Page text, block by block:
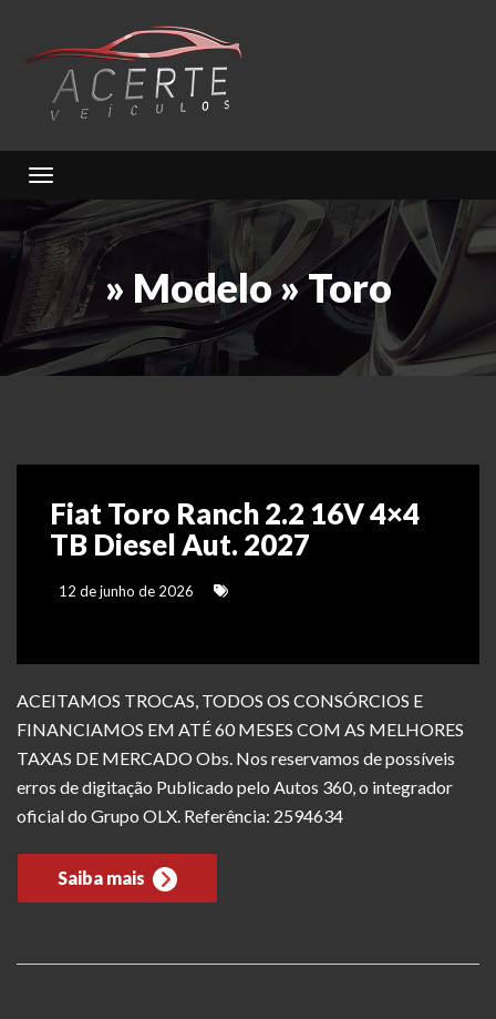
Toggle navigation
» Modelo » Toro
Fiat Toro Ranch 2.2 16V 4×4
TB Diesel Aut. 2027
12 de junho de 2026
ACEITAMOS TROCAS, TODOS OS CONSÓRCIOS E
FINANCIAMOS EM ATÉ 60 MESES COM AS MELHORES
TAXAS DE MERCADO Obs. Nos reservamos de possíveis
erros de digitação Publicado pelo Autos 360, o integrador
oficial do Grupo OLX. Referência: 2594634
Saiba mais